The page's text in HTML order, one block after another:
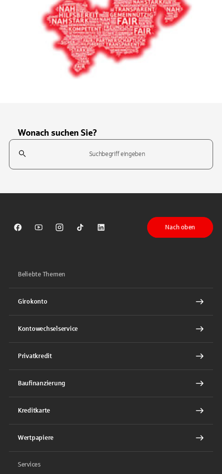
Wonach suchen Sie?
Suchfeld
Sparkasse auf Facebook
Sparkasse auf Youtube
Sparkasse auf Instagram
Sparkasse auf TikTok
Sparkasse auf LinkedIn
Nach oben
Beliebte Themen
Girokonto
Kontowechselservice
Privatkredit
Baufinanzierung
Kreditkarte
Wertpapiere
Services